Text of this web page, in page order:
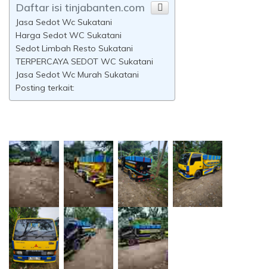
Daftar isi tinjabanten.com
Jasa Sedot Wc Sukatani
Harga Sedot WC Sukatani
Sedot Limbah Resto Sukatani
TERPERCAYA SEDOT WC Sukatani
Jasa Sedot Wc Murah Sukatani
Posting terkait: